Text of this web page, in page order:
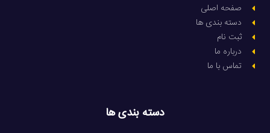
صفحه اصلی
دسته بندی ها
ثبت نام
درباره ما
تماس با ما
دسته بندی ها